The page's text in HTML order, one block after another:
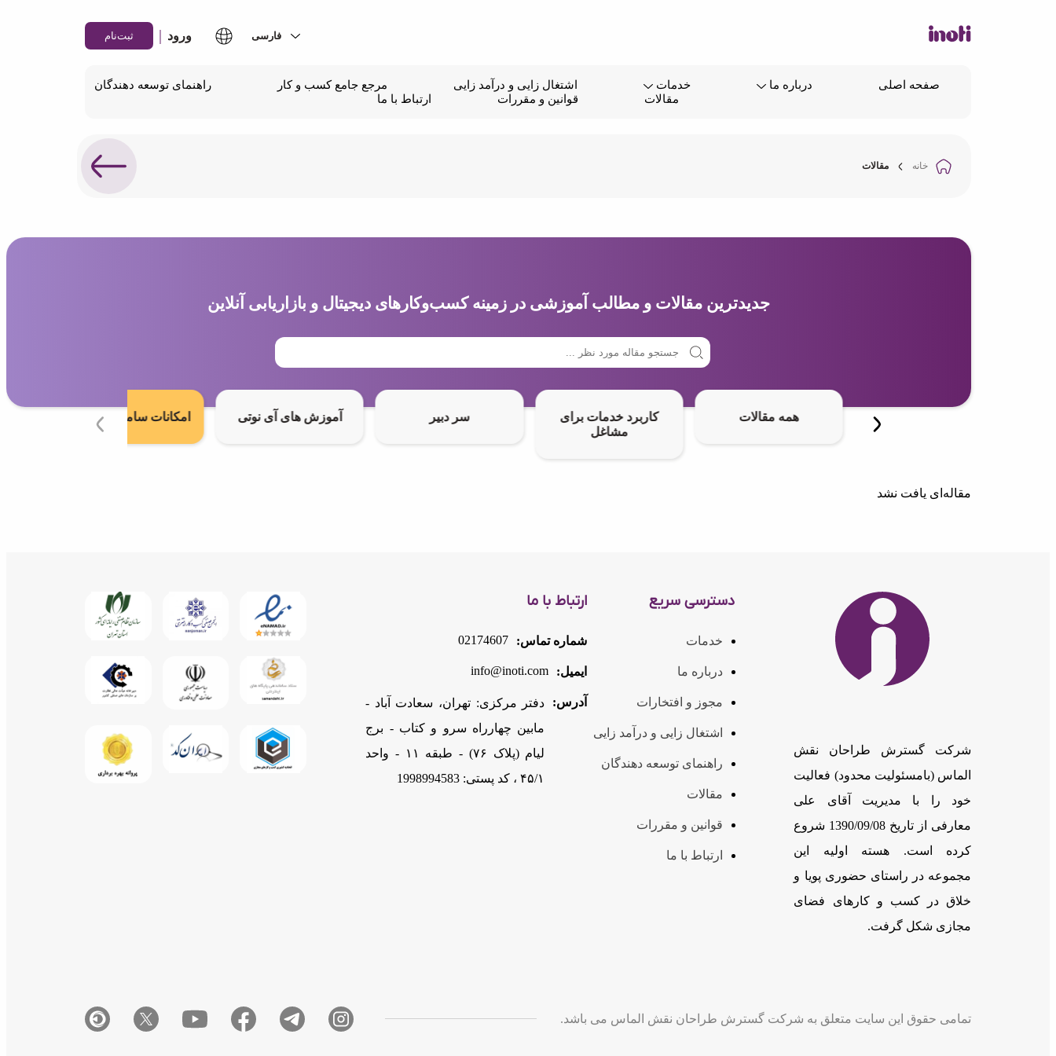
ورود | ثبت‌نام
صفحه اصلی درباره ما خدمات اشتغال زایی و درآمد زایی مرجع جامع کسب و کار
راهنمای توسعه دهندگان
مقالات
قوانین و مقررات ارتباط با ما
خانه مقالات
جدیدترین مقالات و مطالب آموزشی در زمینه کسب‌وکارهای دیجیتال و بازاریابی آنلاین
همه مقالات
کاربرد خدمات برای
مشاغل
سر دبیر آموزش های‌ آی نوتی امکانات سامانه آی نوتی
مقاله‌ای یافت نشد
شرکت گسترش طراحان نقش
الماس (بامسئوليت محدود) فعالیت
خود را با مدیریت آقای علی
معارفی از تاریخ 1390/09/08 شروع
کرده است. هسته اولیه این
مجموعه در راستای حضوری پویا و
خلاق در کسب و کارهای فضای
مجازی شکل گرفت.
دسترسی سریع
خدمات
درباره ما
مجوز و افتخارات
اشتغال زایی و درآمد زایی
راهنمای توسعه دهندگان
مقالات
قوانین و مقررات
ارتباط با ما
ارتباط با ما
شماره تماس: 02174607
ایمیل: info@inoti.com
آدرس:
دفتر مرکزی: تهران، سعادت آباد -
مابین چهارراه سرو و کتاب - برج
لیام (پلاک ۷۶) - طبقه ۱۱ - واحد
۴۵/۱ ، کد پستی: 1998994583
تمامی حقوق این سایت متعلق به شرکت گسترش طراحان نقش الماس می باشد.